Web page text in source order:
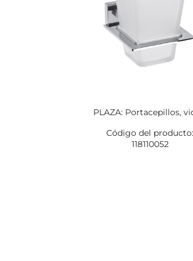
PLAZA: Portacepillos,
Código del producto:
118110052